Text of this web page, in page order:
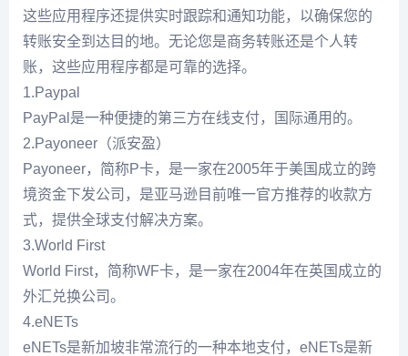
这些应用程序还提供实时跟踪和通知功能，以确保您的
转账安全到达目的地。无论您是商务转账还是个人转
账，这些应用程序都是可靠的选择。
1.Paypal
PayPal是一种便捷的第三方在线支付，国际通用的。
2.Payoneer（派安盈）
Payoneer，简称P卡，是一家在2005年于美国成立的跨
境资金下发公司，是亚马逊目前唯一官方推荐的收款方
式，提供全球支付解决方案。
3.World First
World First，简称WF卡，是一家在2004年在英国成立的
外汇兑换公司。
4.eNETs
eNETs是新加坡非常流行的一种本地支付，eNETs是新